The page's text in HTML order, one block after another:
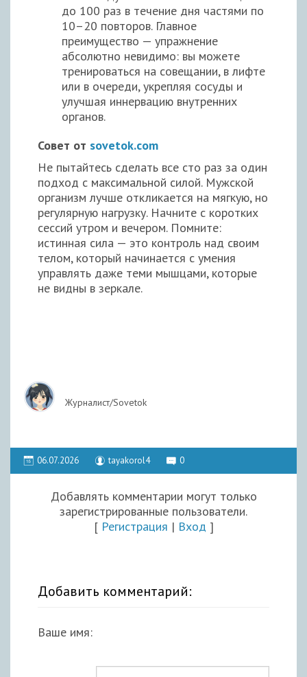
до 100 раз в течение дня частями по
10–20 повторов. Главное
преимущество — упражнение
абсолютно невидимо: вы можете
тренироваться на совещании, в лифте
или в очереди, укрепляя сосуды и
улучшая иннервацию внутренних
органов.
Совет от sovetok.com
Не пытайтесь сделать все сто раз за один
подход с максимальной силой. Мужской
организм лучше откликается на мягкую, но
регулярную нагрузку. Начните с коротких
сессий утром и вечером. Помните:
истинная сила — это контроль над своим
телом, который начинается с умения
управлять даже теми мышцами, которые
не видны в зеркале.
Журналист/Sovetok
06.07.2026 tayakorol4 0
Добавлять комментарии могут только
зарегистрированные пользователи.
[ Регистрация | Вход ]
Добавить комментарий:
Ваше имя: